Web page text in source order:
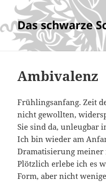
Das schwarze
Ambivalenz
Frühlingsanfang. Zeit
nicht gewollten,
Sie sind da, unleugbar
Ich bin wieder am
Dramatisierung
Plötzlich erlebe ich es
Form, aber nicht